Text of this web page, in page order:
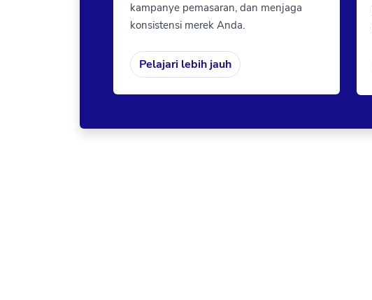
kampanye pemasaran, dan menjaga
konsistensi merek Anda.
Pelajari lebih jauh